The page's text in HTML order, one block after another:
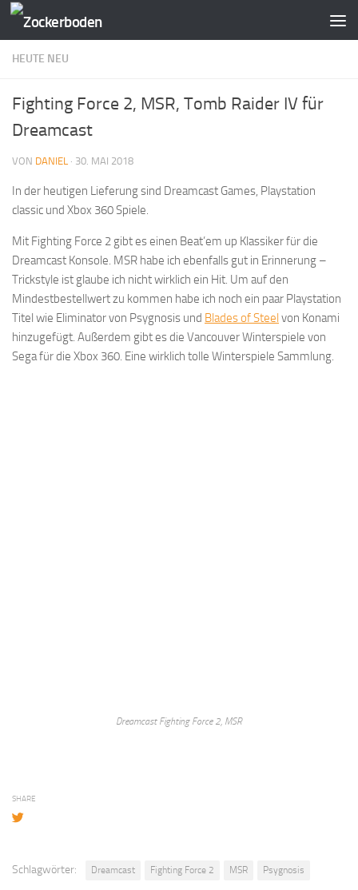
Zum Inhalt springen
HEUTE NEU
Fighting Force 2, MSR, Tomb Raider IV für
Dreamcast
VON DANIEL · 30. MAI 2018
In der heutigen Lieferung sind Dreamcast Games, Playstation
classic und Xbox 360 Spiele.
Mit Fighting Force 2 gibt es einen Beat’em up Klassiker für die
Dreamcast Konsole. MSR habe ich ebenfalls gut in Erinnerung –
Trickstyle ist glaube ich nicht wirklich ein Hit. Um auf den
Mindestbestellwert zu kommen habe ich noch ein paar Playstation
Titel wie Eliminator von Psygnosis und Blades of Steelvon Konami
hinzugefügt. Außerdem gibt es die Vancouver Winterspiele von
Sega für die Xbox 360. Eine wirklich tolle Winterspiele Sammlung.
Dreamcast Fighting Force 2, MSR
SHARE
Schlagwörter: Dreamcast Fighting Force 2 MSR Psygnosis